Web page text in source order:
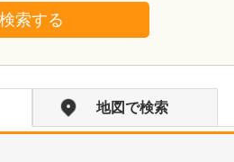
検索する
地図で検索